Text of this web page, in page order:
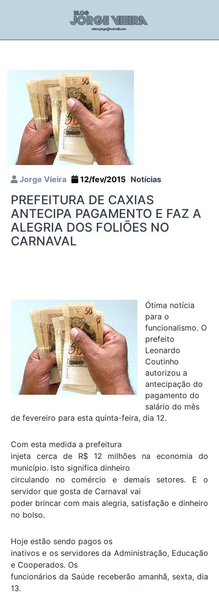
Jorge Vieira 12/fev/2015 Notícias
PREFEITURA DE CAXIAS
ANTECIPA PAGAMENTO E FAZ A
ALEGRIA DOS FOLIÕES NO
CARNAVAL
Ótima notícia
para o
funcionalismo. O
prefeito
Leonardo
Coutinho
autorizou a
antecipação do
pagamento do
salário do mês
de fevereiro para esta quinta-feira, dia 12.
Com esta medida a prefeitura
injeta cerca de R$ 12 milhões na economia do
município. Isto significa dinheiro
circulando no comércio e demais setores. E o
servidor que gosta de Carnaval vai
poder brincar com mais alegria, satisfação e dinheiro
no bolso.
Hoje estão sendo pagos os
inativos e os servidores da Administração, Educação
e Cooperados. Os
funcionários da Saúde receberão amanhã, sexta, dia
13.